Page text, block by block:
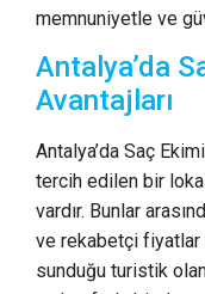
memnuniyetle ve
Antalya’da
Avantajları
Antalya’da Saç
tercih edilen bir
vardır. Bunlar
ve rekabetçi fiyatlar
sunduğu turistik